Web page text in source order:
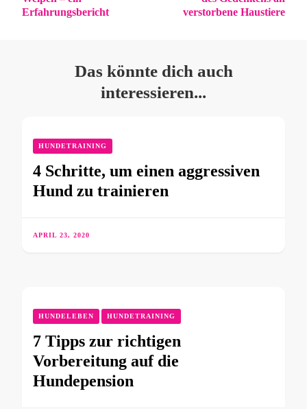
Erfahrungsbericht
verstorbene Haustiere
Das könnte dich auch
interessieren...
HUNDETRAINING
4 Schritte, um einen aggressiven
Hund zu trainieren
APRIL 23, 2020
HUNDELEBEN HUNDETRAINING
7 Tipps zur richtigen
Vorbereitung auf die
Hundepension